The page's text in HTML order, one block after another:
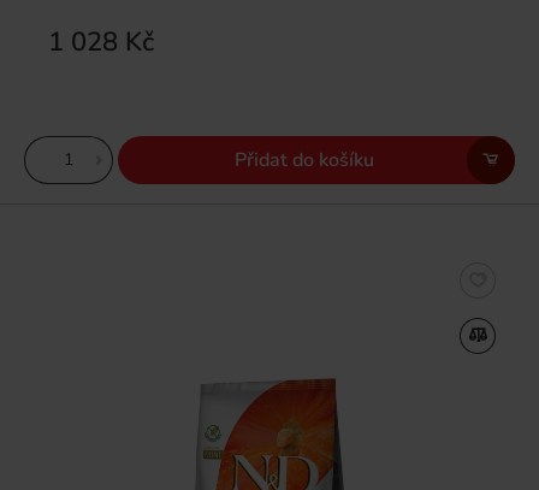
1 028 Kč
Přidat do košíku